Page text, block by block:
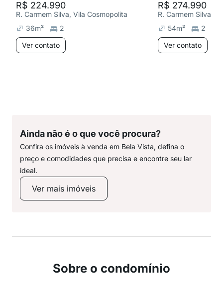
R$ 224.990
R. Carmem Silva, Vila Cosmopolita
36m²
2
Ver contato
R$ 274.990
R. Carmem Silva,
54m²
2
Ver contato
Ainda não é o que você procura?
Confira os imóveis à venda em Bela Vista, defina o
preço e comodidades que precisa e encontre seu lar
ideal.
Ver mais imóveis
Sobre o condomínio